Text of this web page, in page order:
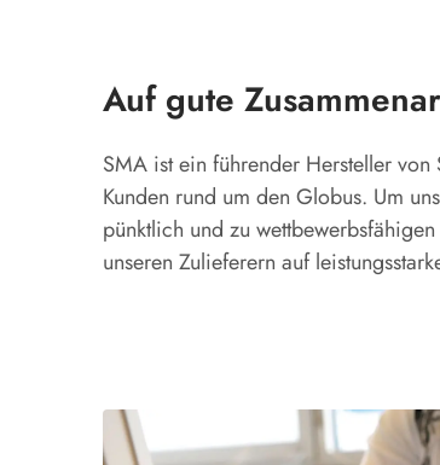
Auf gute
SMA ist ein führender Hersteller
Kunden rund um den Globus. Um
pünktlich und zu
unseren Zulieferern auf